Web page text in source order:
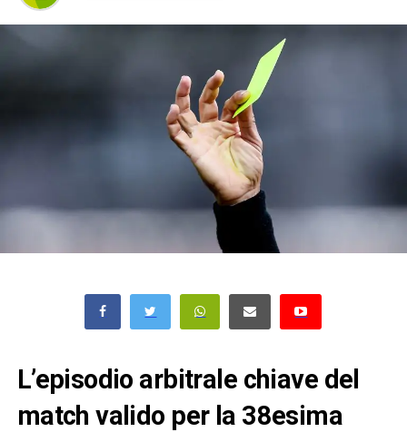
L’episodio arbitrale chiave del
match valido per la 38esima